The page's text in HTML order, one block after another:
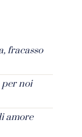
fracasso
per noi
amore